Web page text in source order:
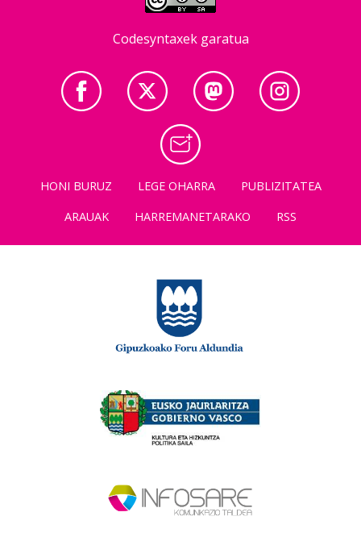
Codesyntaxek garatua
HONI BURUZ LEGE OHARRA
PUBLIZITATEA
ARAUAK
HARREMANETARAKO RSS